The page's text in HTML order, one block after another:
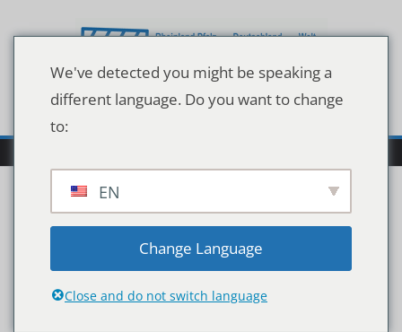
Inhalt
imago96229201h
We've detected you might be speaking a
different language. Do you want to change
to:
EN
Change Language
Close and do not switch language